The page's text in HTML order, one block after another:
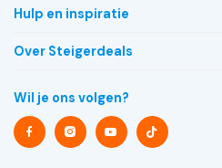
Hulp en inspiratie
Over Steigerdeals
Wil je ons volgen?